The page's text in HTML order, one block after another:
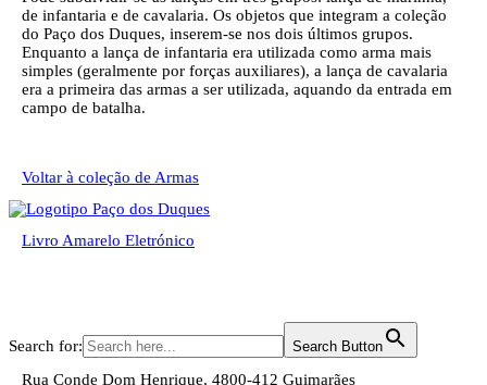
de infantaria e de cavalaria. Os objetos que integram a coleção
do Paço dos Duques, inserem-se nos dois últimos grupos.
Enquanto a lança de infantaria era utilizada como arma mais
simples (geralmente por forças auxiliares), a lança de cavalaria
era a primeira das armas a ser utilizada, aquando da entrada em
campo de batalha.
Voltar à coleção de Armas
Livro Amarelo Eletrónico
Search for: Search Button
Rua Conde Dom Henrique, 4800-412 Guimarães